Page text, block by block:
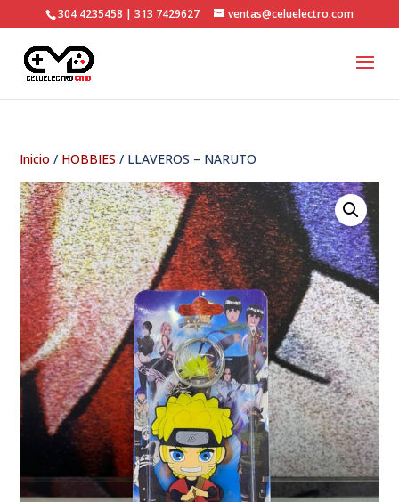
304 4235458 | 313 7429627 ventas@celuelectro.com
Inicio / HOBBIES / LLAVEROS – NARUTO